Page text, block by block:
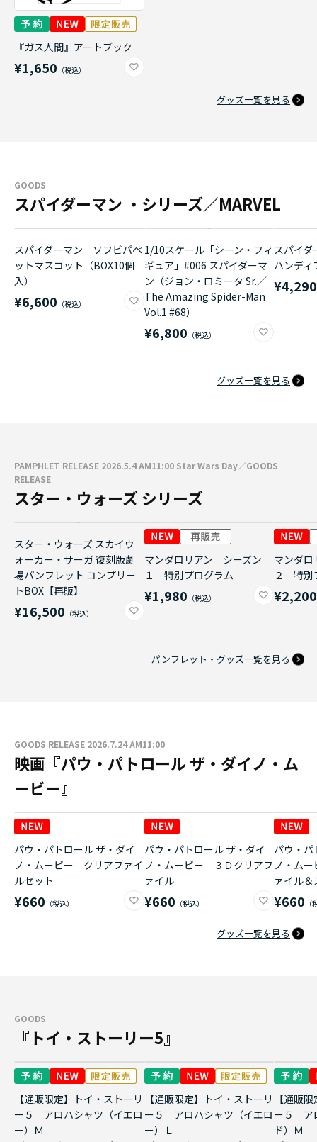
『ガス人間』アートブック
¥1,650
グッズ一覧を見る
GOODS
スパイダーマン ・シリーズ／MARVEL
スパイダーマン ソフビパペ
ットマスコット（BOX10個
入）
¥6,600
1/10スケール「シーン・フィ
ギュア」#006 スパイダーマ
ン（ジョン・ロミータ Sr.／
The Amazing Spider-Man
Vol.1 #68）
¥6,800
スパイ
ハンディ
¥4,290
グッズ一覧を見る
PAMPHLET RELEASE 2026.5.4 AM11:00 Star Wars Day／GOODS
RELEASE
スター・ウォーズ シリーズ
スター・ウォーズ スカイウ
ォーカー・サーガ 復刻版劇
場パンフレット コンプリー
トBOX【再販】
¥16,500
マンダロリアン シーズン
１ 特別プログラム
¥1,980
マンダ
２ 特別
¥2,200
パンフレット・グッズ一覧を見る
GOODS RELEASE 2026.7.24 AM11:00
映画『パウ・パトロール ザ・ダイノ・ム
ービー』
パウ・パトロール ザ・ダイ
ノ・ムービー クリアファイ
ルセット
¥660
パウ・パトロール ザ・ダイ
ノ・ムービー ３Ｄクリアフ
ァイル
¥660
パウ・パ
ノ・ム
ァイル
¥660
グッズ一覧を見る
GOODS
『トイ・ストーリー5』
【通販限定】トイ・ストーリ
ー５ アロハシャツ（イエロ
ー）Ｍ
【通販限定】トイ・ストーリ
ー５ アロハシャツ（イエロ
ー）Ｌ
【通販
ー５ ア
ド）Ｍ